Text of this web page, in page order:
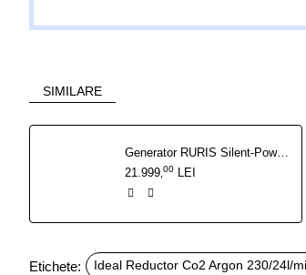
SIMILARE
Generator RURIS Silent-Power DG15KVA 27 CP - 13 kW insonorizat, pornire electrica cu ATS inclus
21.999 00 LEI
Etichete: Ideal Reductor Co2 Argon 230/24l/